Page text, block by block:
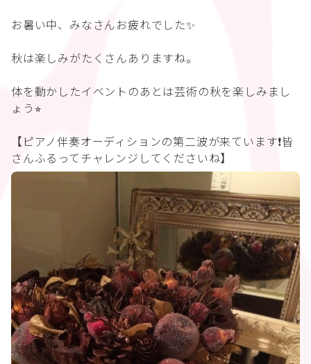
お暑い中、みなさんお疲れでした✨
秋は楽しみがたくさんありますね。
体を動かしたイベントのあとは芸術の秋を楽しみまし
ょう⭐︎
【ピアノ伴奏オーディションの第二波が来ています❗️皆
さんふるってチャレンジしてくださいね】